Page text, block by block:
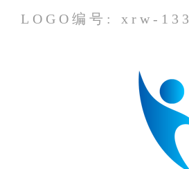
LOGO编号: xrw-133